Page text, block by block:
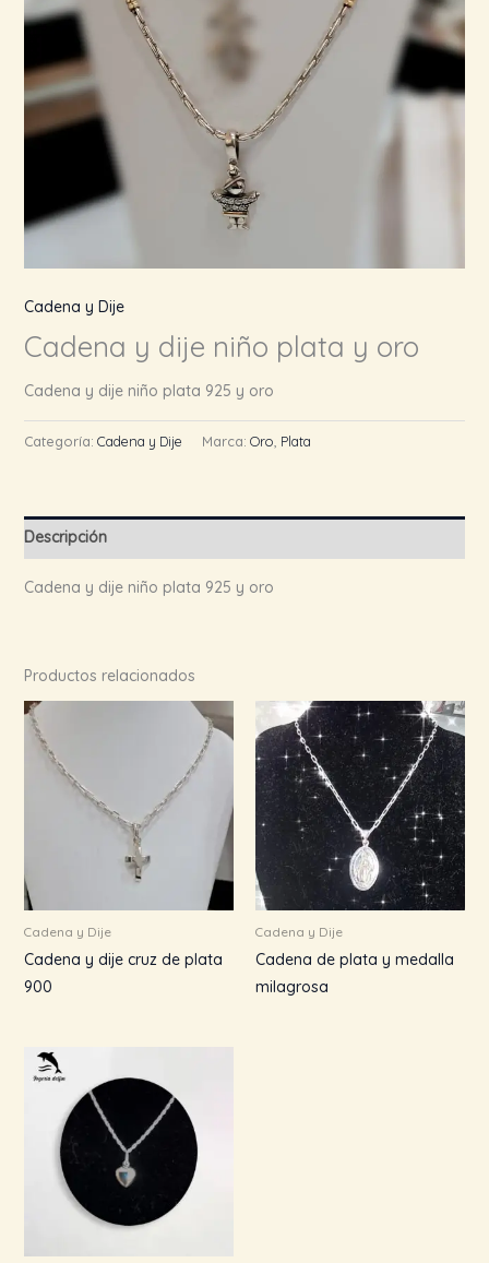
Cadena y Dije
Cadena y dije niño plata y oro
Cadena y dije niño plata 925 y oro
Categoría: Cadena y Dije Marca: Oro Plata
Descripción
Cadena y dije niño plata 925 y oro
Productos relacionados
Cadena y Dije
Cadena y dije cruz de plata
900
Cadena y Dije
Cadena de plata y medalla
milagrosa